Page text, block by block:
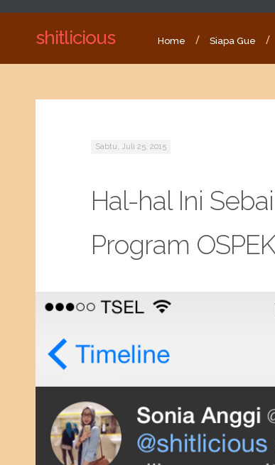
shitlicious Home Siapa Gue
Sabtu, Juli 25, 2015
Hal-hal Ini
Program